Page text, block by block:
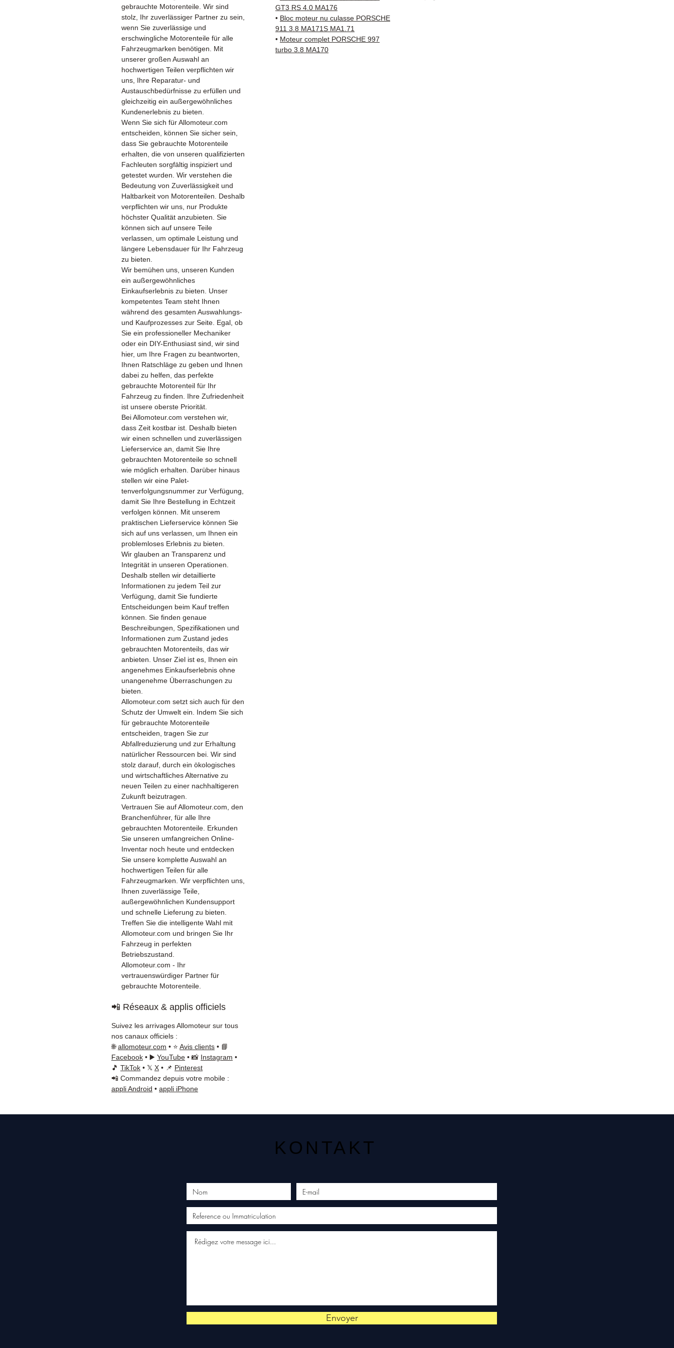
gebrauchte Motorenteile. Wir sind
stolz, Ihr zuverlässiger Partner zu sein,
wenn Sie zuverlässige und
erschwingliche Motorenteile für alle
Fahrzeugmarken benötigen. Mit
unserer großen Auswahl an
hochwertigen Teilen verpflichten wir
uns, Ihre Reparatur- und
Austauschbedürfnisse zu erfüllen und
gleichzeitig ein außergewöhnliches
Kundenerlebnis zu bieten.
Wenn Sie sich für Allomoteur.com
entscheiden, können Sie sicher sein,
dass Sie gebrauchte Motorenteile
erhalten, die von unseren qualifizierten
Fachleuten sorgfältig inspiziert und
getestet wurden. Wir verstehen die
Bedeutung von Zuverlässigkeit und
Haltbarkeit von Motorenteilen. Deshalb
verpflichten wir uns, nur Produkte
höchster Qualität anzubieten. Sie
können sich auf unsere Teile
verlassen, um optimale Leistung und
längere Lebensdauer für Ihr Fahrzeug
zu bieten.
Wir bemühen uns, unseren Kunden
ein außergewöhnliches
Einkaufserlebnis zu bieten. Unser
kompetentes Team steht Ihnen
während des gesamten Auswahlungs-
und Kaufprozesses zur Seite. Egal, ob
Sie ein professioneller Mechaniker
oder ein DIY-Enthusiast sind, wir sind
hier, um Ihre Fragen zu beantworten,
Ihnen Ratschläge zu geben und Ihnen
dabei zu helfen, das perfekte
gebrauchte Motorenteil für Ihr
Fahrzeug zu finden. Ihre Zufriedenheit
ist unsere oberste Priorität.
Bei Allomoteur.com verstehen wir,
dass Zeit kostbar ist. Deshalb bieten
wir einen schnellen und zuverlässigen
Lieferservice an, damit Sie Ihre
gebrauchten Motorenteile so schnell
wie möglich erhalten. Darüber hinaus
stellen wir eine Palet­
tenverfolgungsnummer zur Verfügung,
damit Sie Ihre Bestellung in Echtzeit
verfolgen können. Mit unserem
praktischen Lieferservice können Sie
sich auf uns verlassen, um Ihnen ein
problemloses Erlebnis zu bieten.
Wir glauben an Transparenz und
Integrität in unseren Operationen.
Deshalb stellen wir detaillierte
Informationen zu jedem Teil zur
Verfügung, damit Sie fundierte
Entscheidungen beim Kauf treffen
können. Sie finden genaue
Beschreibungen, Spezifikationen und
Informationen zum Zustand jedes
gebrauchten Motorenteils, das wir
anbieten. Unser Ziel ist es, Ihnen ein
angenehmes Einkaufserlebnis ohne
unangenehme Überraschungen zu
bieten.
Allomoteur.com setzt sich auch für den
Schutz der Umwelt ein. Indem Sie sich
für gebrauchte Motorenteile
entscheiden, tragen Sie zur
Abfallreduzierung und zur Erhaltung
natürlicher Ressourcen bei. Wir sind
stolz darauf, durch ein ökologisches
und wirtschaftliches Alternative zu
neuen Teilen zu einer nachhaltigeren
Zukunft beizutragen.
Vertrauen Sie auf Allomoteur.com, den
Branchenführer, für alle Ihre
gebrauchten Motorenteile. Erkunden
Sie unseren umfangreichen Online-
Inventar noch heute und entdecken
Sie unsere komplette Auswahl an
hochwertigen Teilen für alle
Fahrzeugmarken. Wir verpflichten uns,
Ihnen zuverlässige Teile,
außergewöhnlichen Kundensupport
und schnelle Lieferung zu bieten.
Treffen Sie die intelligente Wahl mit
Allomoteur.com und bringen Sie Ihr
Fahrzeug in perfekten
Betriebszustand.
Allomoteur.com - Ihr
vertrauenswürdiger Partner für
gebrauchte Motorenteile.
GT3 RS 4.0 MA176
• Bloc moteur nu culasse PORSCHE
911 3.8 MA171S MA1.71
• Moteur complet PORSCHE 997
turbo 3.8 MA170
📲 Réseaux & applis officiels
Suivez les arrivages Allomoteur sur tous
nos canaux officiels :
🌐allomoteur.com • ⭐ Avis clients • 📘
Facebook • ▶️ YouTube • 📸 Instagram •
🎵 TikTok • 𝕏 X • 📌 Pinterest
📲 Commandez depuis votre mobile :
appli Android • appli iPhone
KONTAKT
Envoyer